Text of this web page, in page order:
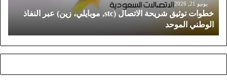
ش
ر
يونيو 21, 2026
خطوات توثيق شريحة الاتصال (stc, موبايلي، زين) عبر النفاذ
الوطني الموحد